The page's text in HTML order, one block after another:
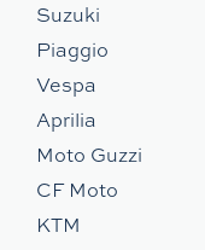
Suzuki
Piaggio
Vespa
Aprilia
Moto Guzzi
CF Moto
KTM